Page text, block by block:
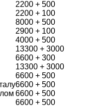
2200 + 500
2200 + 100
8000 + 500
2900 + 100
4000 + 500
13300 + 3000
6600 + 300
13300 + 3000
6600 + 500
6600 + 500
6600 + 500
6600 + 500